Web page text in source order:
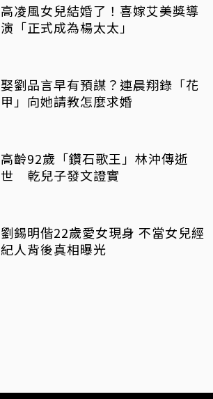
高凌風女兒結婚了！喜嫁艾美獎導
演「正式成為楊太太」
娶劉品言早有預謀？連晨翔錄「花
甲」向她請教怎麼求婚
高齡92歲「鑽石歌王」林沖傳逝
世 乾兒子發文證實
劉錫明偕22歲愛女現身 不當女兒經
紀人背後真相曝光